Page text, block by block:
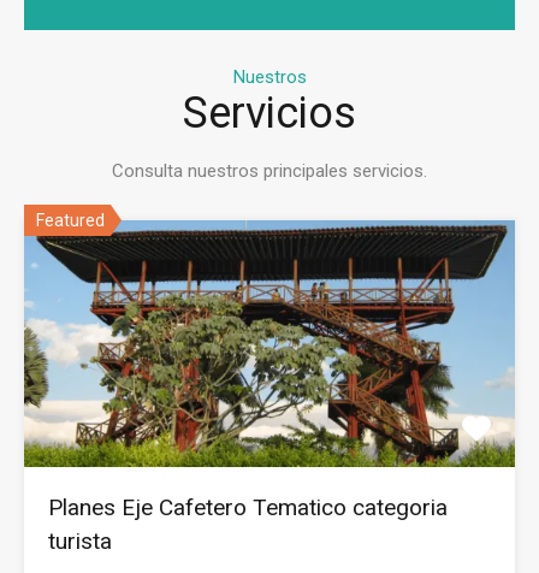
Nuestros
Servicios
Consulta nuestros principales servicios.
Featured
Planes Eje Cafetero Tematico categoria
turista